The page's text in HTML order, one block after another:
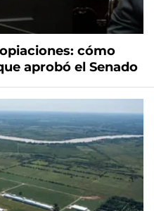
cómo
aprobó el Senado